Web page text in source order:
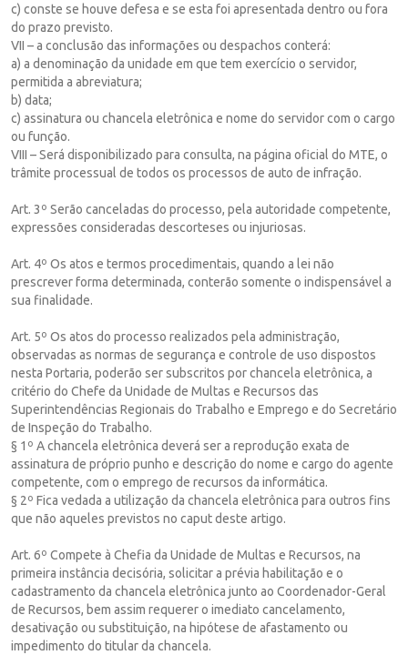
c) conste se houve defesa e se esta foi apresentada dentro ou fora
do prazo previsto.
VII – a conclusão das informações ou despachos conterá:
a) a denominação da unidade em que tem exercício o servidor,
permitida a abreviatura;
b) data;
c) assinatura ou chancela eletrônica e nome do servidor com o cargo
ou função.
VIII – Será disponibilizado para consulta, na página oficial do MTE, o
trâmite processual de todos os processos de auto de infração.
Art. 3º Serão canceladas do processo, pela autoridade competente,
expressões consideradas descorteses ou injuriosas.
Art. 4º Os atos e termos procedimentais, quando a lei não
prescrever forma determinada, conterão somente o indispensável a
sua finalidade.
Art. 5º Os atos do processo realizados pela administração,
observadas as normas de segurança e controle de uso dispostos
nesta Portaria, poderão ser subscritos por chancela eletrônica, a
critério do Chefe da Unidade de Multas e Recursos das
Superintendências Regionais do Trabalho e Emprego e do Secretário
de Inspeção do Trabalho.
§ 1º A chancela eletrônica deverá ser a reprodução exata de
assinatura de próprio punho e descrição do nome e cargo do agente
competente, com o emprego de recursos da informática.
§ 2º Fica vedada a utilização da chancela eletrônica para outros fins
que não aqueles previstos no caput deste artigo.
Art. 6º Compete à Chefia da Unidade de Multas e Recursos, na
primeira instância decisória, solicitar a prévia habilitação e o
cadastramento da chancela eletrônica junto ao Coordenador-Geral
de Recursos, bem assim requerer o imediato cancelamento,
desativação ou substituição, na hipótese de afastamento ou
impedimento do titular da chancela.